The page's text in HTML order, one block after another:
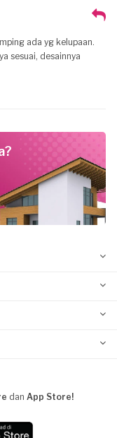
ada yg kelupaan.
sesuai, desainnya
dan App Store!